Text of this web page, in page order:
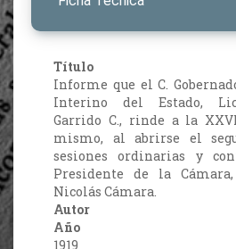
Título
Informe que el C.
Interino del Estado,
Garrido C., rinde a la
mismo, al abrirse el
sesiones ordinarias y
Presidente de la
Nicolás Cámara.
Autor
Año
1919